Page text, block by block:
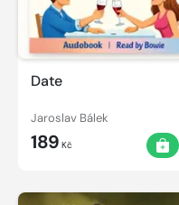
Date
Jaroslav Bálek
189 Kč